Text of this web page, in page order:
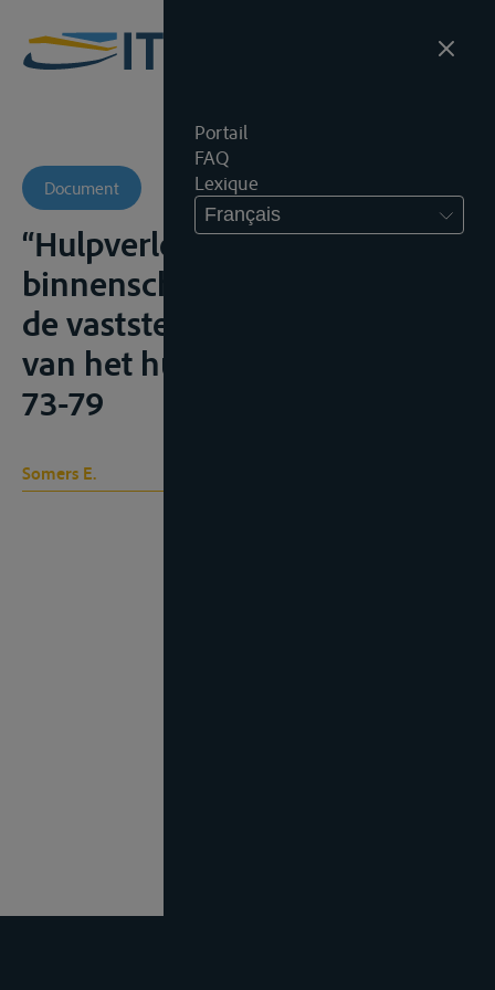
Portail
FAQ
Lexique
Français
Document
“Hulpverlening aan een
binnenschip en inzonderheid
de vaststelling van het bedrag
van het hulploon”, I.H.T., 2017,
73-79
Somers E.